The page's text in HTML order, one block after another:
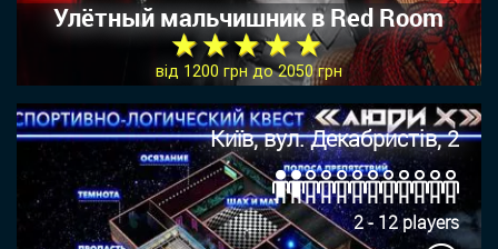
Улётный мальчишник в Red Room
★ ★ ★ ★ ★
від 1200 грн до 2050 грн
Київ, вул. Декабристів, 2
2 - 12 players